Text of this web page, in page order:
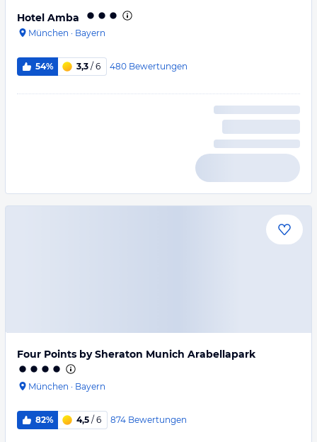
Hotel Amba
München · Bayern
54% 3,3 / 6 480 Bewertungen
Four Points by Sheraton Munich Arabellapark
München · Bayern
82% 4,5 / 6 874 Bewertungen